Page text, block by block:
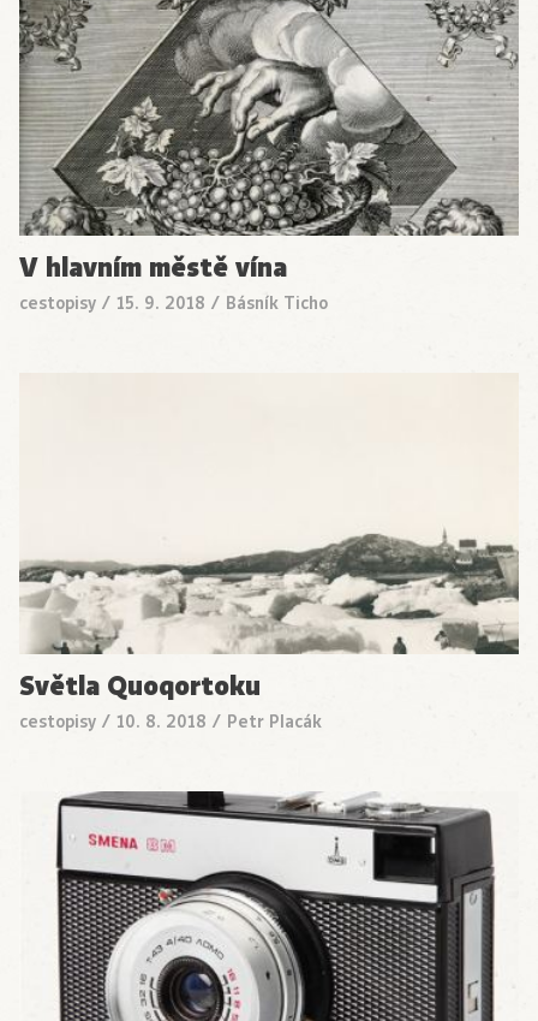
V hlavním městě vína
cestopisy / 15. 9. 2018 / Básník Ticho
Světla Quoqortoku
cestopisy / 10. 8. 2018 / Petr Placák